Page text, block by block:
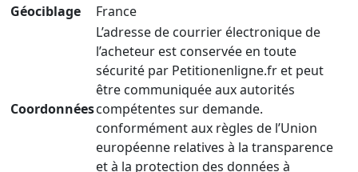
Géociblage
France
Coordonnées
L’adresse de courrier électronique de
l’acheteur est conservée en toute
sécurité par Petitionenligne.fr et peut
être communiquée aux autorités
compétentes sur demande.
conformément aux règles de l’Union
européenne relatives à la transparence
et à la protection des données à